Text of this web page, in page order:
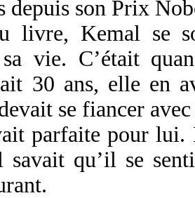
depuis son Prix
livre, Kemal se
vie. C’était
30 ans, elle en
se fiancer
parfaite pour lui.
savait qu’il se